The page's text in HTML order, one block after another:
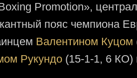
Promotion»,
пояс чемпиона
Валентином Куцом
Рукундо (15-1-1, 6 КО)